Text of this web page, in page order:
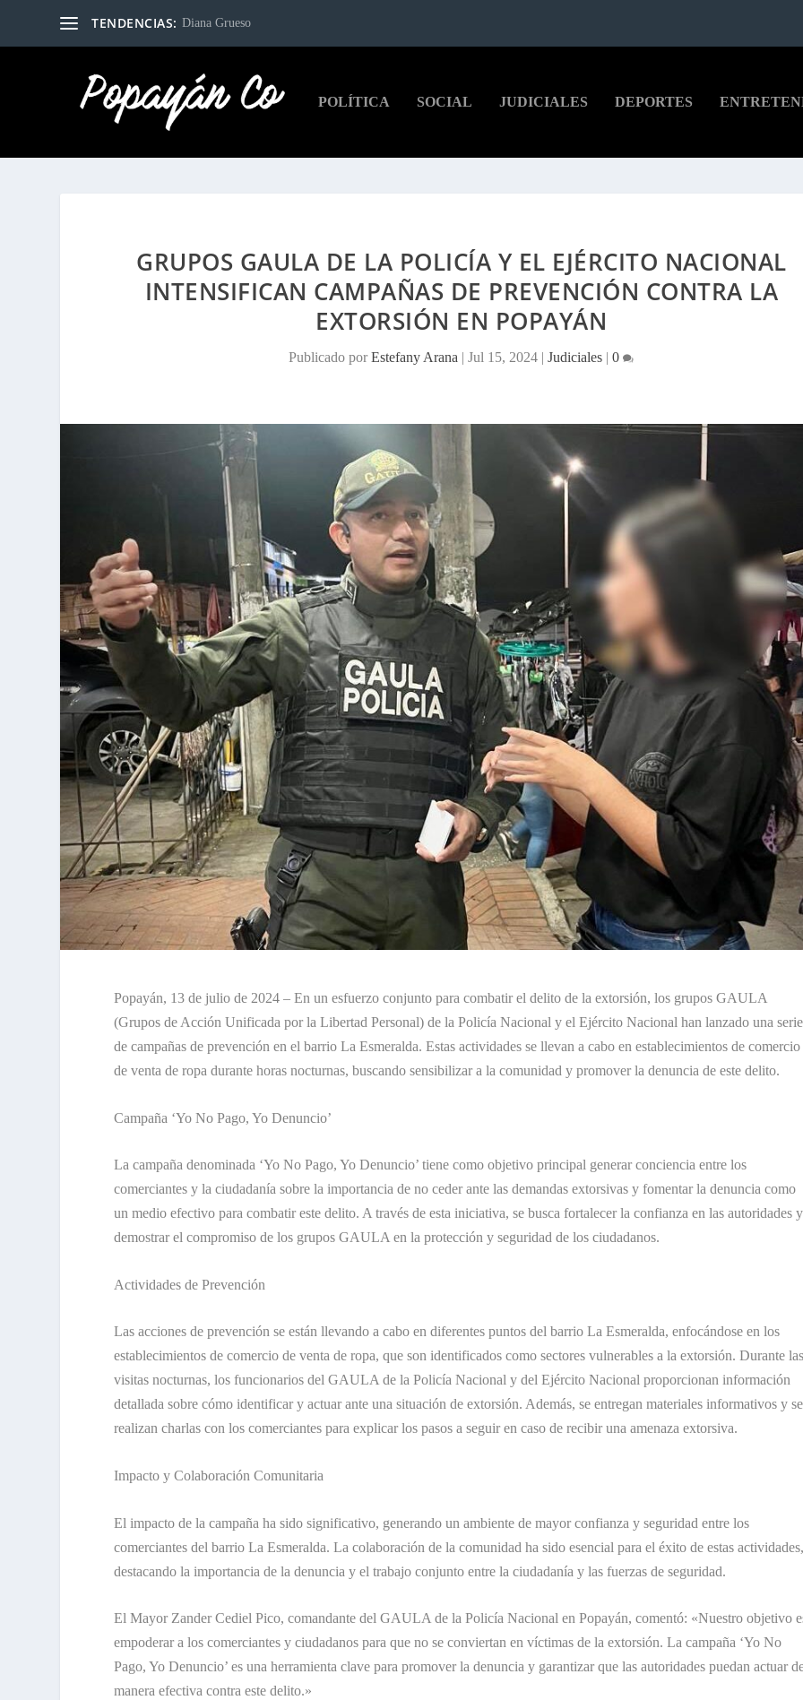
TENDENCIAS: Diana Grueso
POLÍTICA SOCIAL JUDICIALES DEPORTES
GRUPOS GAULA DE LA POLICÍA Y EL EJÉRCITO NACIONAL
INTENSIFICAN CAMPAÑAS DE PREVENCIÓN CONTRA LA
EXTORSIÓN EN POPAYÁN
Publicado porEstefany Arana |Jul 15, 2024 |Judiciales |0
Popayán, 13 de julio de 2024 – En un esfuerzo conjunto para combatir el delito de la extorsión, los grupos GAULA
(Grupos de Acción Unificada por la Libertad Personal) de la Policía Nacional y el Ejército Nacional han lanzado una serie
de campañas de prevención en el barrio La Esmeralda. Estas actividades se llevan a cabo en establecimientos de comercio
de venta de ropa durante horas nocturnas, buscando sensibilizar a la comunidad y promover la denuncia de este delito.
Campaña ‘Yo No Pago, Yo Denuncio’
La campaña denominada ‘Yo No Pago, Yo Denuncio’ tiene como objetivo principal generar conciencia entre los
comerciantes y la ciudadanía sobre la importancia de no ceder ante las demandas extorsivas y fomentar la denuncia como
un medio efectivo para combatir este delito. A través de esta iniciativa, se busca fortalecer la confianza en las autoridades y
demostrar el compromiso de los grupos GAULA en la protección y seguridad de los ciudadanos.
Actividades de Prevención
Las acciones de prevención se están llevando a cabo en diferentes puntos del barrio La Esmeralda, enfocándose en los
establecimientos de comercio de venta de ropa, que son identificados como sectores vulnerables a la extorsión. Durante
visitas nocturnas, los funcionarios del GAULA de la Policía Nacional y del Ejército Nacional proporcionan información
detallada sobre cómo identificar y actuar ante una situación de extorsión. Además, se entregan materiales informativos y se
realizan charlas con los comerciantes para explicar los pasos a seguir en caso de recibir una amenaza extorsiva.
Impacto y Colaboración Comunitaria
El impacto de la campaña ha sido significativo, generando un ambiente de mayor confianza y seguridad entre los
comerciantes del barrio La Esmeralda. La colaboración de la comunidad ha sido esencial para el éxito de estas
destacando la importancia de la denuncia y el trabajo conjunto entre la ciudadanía y las fuerzas de seguridad.
El Mayor Zander Cediel Pico, comandante del GAULA de la Policía Nacional en Popayán, comentó: «Nuestro objetivo
empoderar a los comerciantes y ciudadanos para que no se conviertan en víctimas de la extorsión. La campaña ‘Yo No
Pago, Yo Denuncio’ es una herramienta clave para promover la denuncia y garantizar que las autoridades puedan actuar
manera efectiva contra este delito.»